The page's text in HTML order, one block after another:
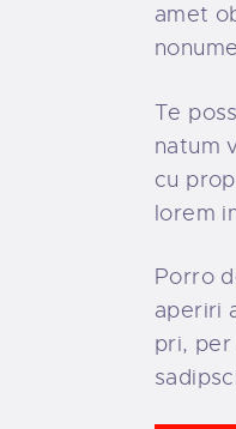
amet
Te
natum
cu
lorem
Porro
aperiri
pri, per